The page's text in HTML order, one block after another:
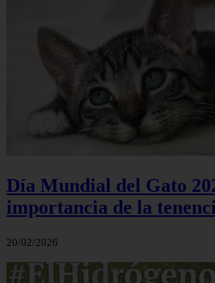
Día Mundial del Gato
importancia de la
20/02/2026